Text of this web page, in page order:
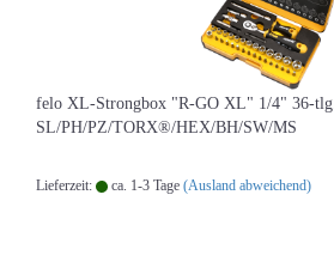
felo XL-Strongbox "R-GO XL" 1/4" 36-tlg.
SL/PH/PZ/TORX®/HEX/BH/SW/MS
Lieferzeit: ca. 1-3 Tage (Ausland abweichend)